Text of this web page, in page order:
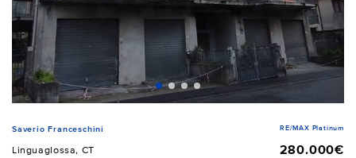
Saverio Franceschini RE/MAX Platinum
Linguaglossa, CT
280.000€